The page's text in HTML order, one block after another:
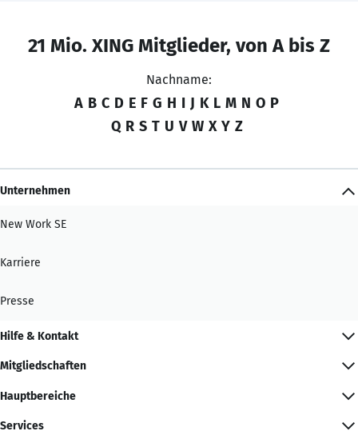
21 Mio. XING Mitglieder, von A bis Z
Nachname:
A B C D E F G H I J K L M N O P
Q R S T U V W X Y Z
Unternehmen
New Work SE
Karriere
Presse
Hilfe & Kontakt
Mitgliedschaften
Hauptbereiche
Services